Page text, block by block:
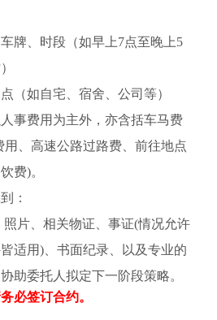
牌、时段（如早上7点至晚上5
（如自宅、宿舍、公司等）
事费用为主外，亦含括车马费
、高速公路过路费、前往地点
费)。
：
片、相关物证、事证(情况允许
适用)、书面纪录、以及专业的
助委托人拟定下一阶段策略。
必签订合约。